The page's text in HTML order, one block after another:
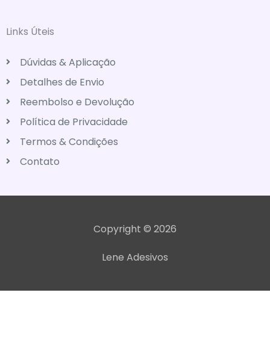
Links Úteis
Dúvidas & Aplicação
Detalhes de Envio
Reembolso e Devolução
Política de Privacidade
Termos & Condições
Contato
Copyright © 2026
Lene Adesivos